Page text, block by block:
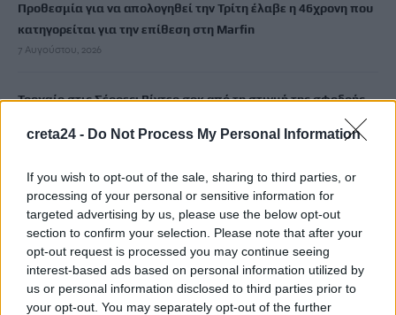
creta24 - Do Not Process My Personal Information
If you wish to opt-out of the sale, sharing to third parties, or
processing of your personal or sensitive information for
targeted advertising by us, please use the below opt-out
section to confirm your selection. Please note that after your
opt-out request is processed you may continue seeing
interest-based ads based on personal information utilized by
us or personal information disclosed to third parties prior to
your opt-out. You may separately opt-out of the further
Προθεσμία για να απολογηθεί την Τρίτη έλαβε η 46χρονη που
κατηγορείται για την επίθεση στη Marfin
7 Αυγούστου, 2026
Τροχαίο στις Σέρρες: Βίντεο σοκ από τη στιγμή της σφοδρής
σύγκρουσης του αυτοκινήτου με φορτηγό -Νεκροί μητέρα και
γιος
Αεροδρόμιο Καστελλίου: Η ξενάγηση στο εργοτάξιο και τα
μηνύματα Δήμα – Ταχιάου για το μεγάλο έργο
7 Αυγούστου, 2026
Εξιχνιάστηκαν δύο εμπρησμοί στον Μυλοπόταμο –